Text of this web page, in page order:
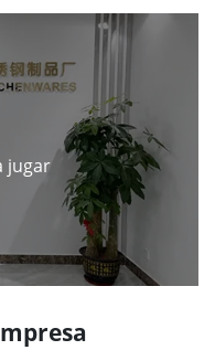
jugar